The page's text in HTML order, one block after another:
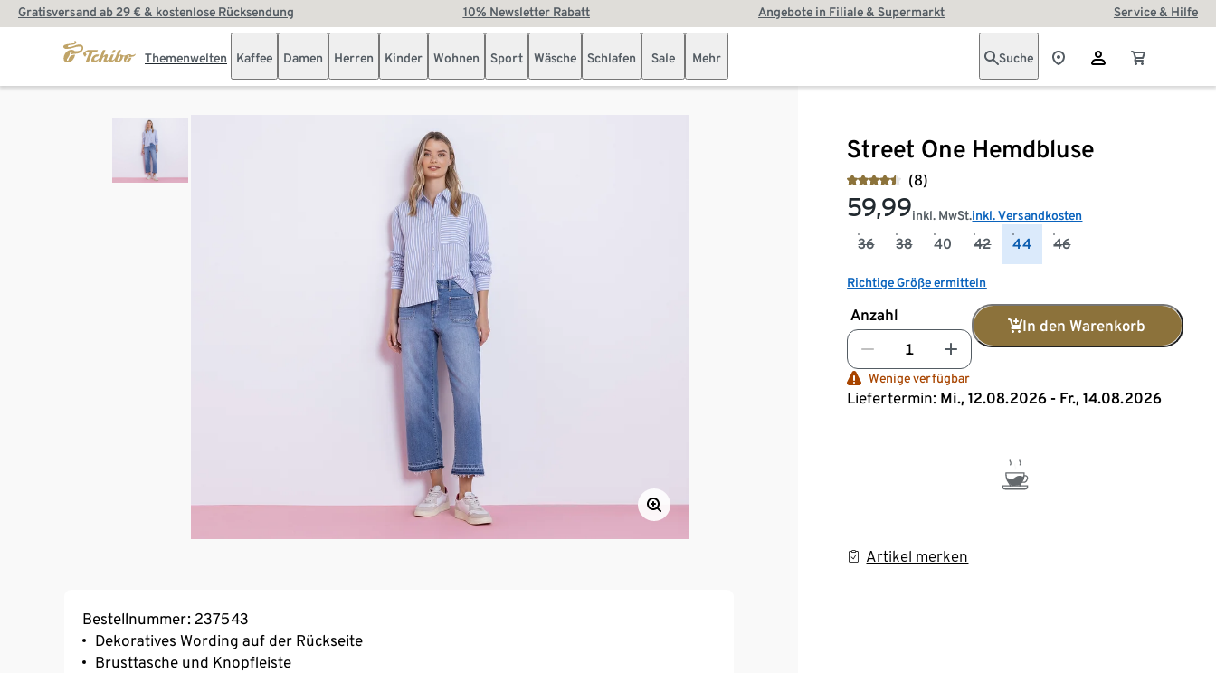
Gratisversand ab 29 € & kostenlose Rücksendung 10% Newsletter Rabatt Angebote in Filiale & Supermarkt Service & Hilfe
Themenwelten Kaffee Damen Herren Kinder Wohnen Sport Wäsche Schlafen Sale Mehr Suche
Street One Hemdbluse
(8)
59,99inkl. MwSt.inkl. Versandkosten
36 38 40 42 44 46
Richtige Größe ermitteln
Anzahl
In den Warenkorb
Wenige verfügbar
Liefertermin: Mi., 12.08.2026 - Fr., 14.08.2026
Artikel merken
Bestellnummer: 237543
Dekoratives Wording auf der Rückseite
Brusttasche und Knopfleiste